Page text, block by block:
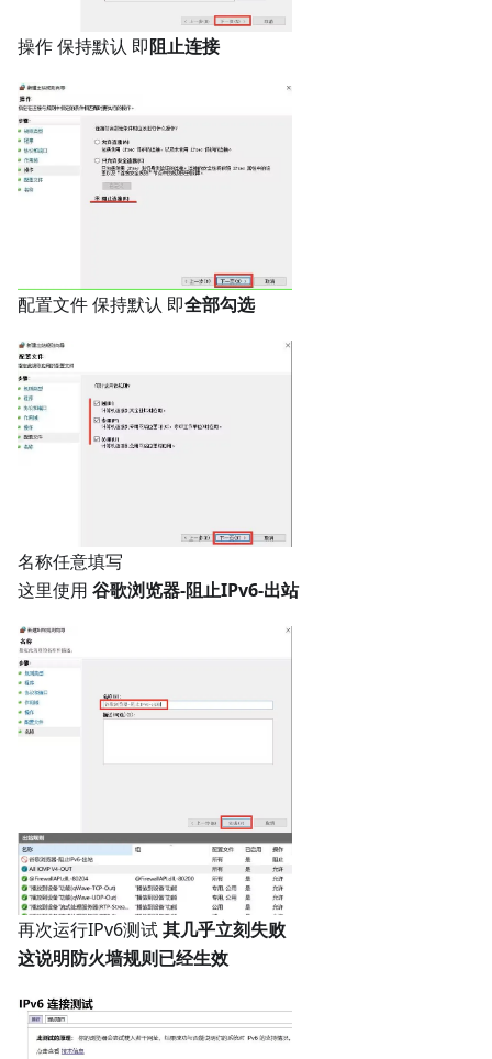
操作 保持默认 即阻止连接
配置文件 保持默认 即全部勾选
名称任意填写
这里使用 谷歌浏览器-阻止IPv6-出站
再次运行IPv6测试其几乎立刻失败
这说明防火墙规则已经生效